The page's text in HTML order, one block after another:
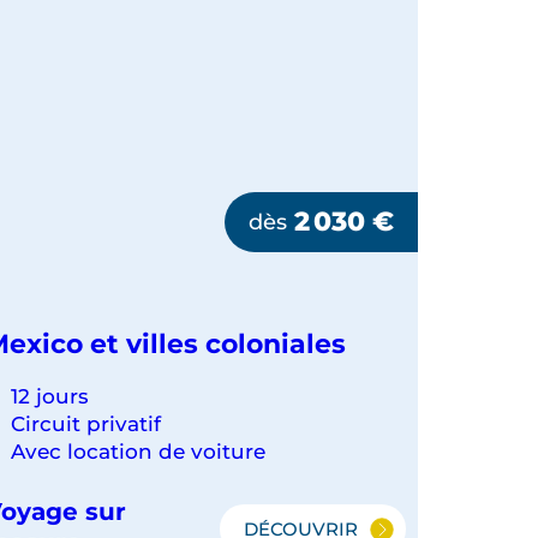
dès 2 030 €
et villes coloniales
12 jours
Circuit privatif
Avec location de voiture
sur
DÉCOUVRIR